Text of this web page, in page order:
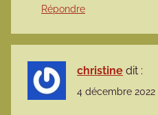
Répondre
christine dit :
4 décembre 2022